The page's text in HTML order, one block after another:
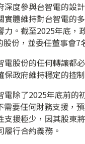
深度參與台智電的設
實體維持對台智電的
力。截至2025年底，
份，並委任董事會7
電股份的任何轉讓都
政府維持穩定的控
電除了2025年底前的
需要任何財務支援，
支援極少，因其股東
行合約義務。